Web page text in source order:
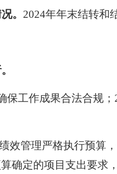
。 2024年年末结转和
保工作成果合法合规；
效管理严格执行预算
确定的项目支出要求